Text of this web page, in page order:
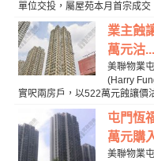
單位交投，屬屋苑本月首宗成交
業主蝕
萬元沽...
美聯物業
(Harry
實呎兩房戶，以522萬元蝕讓價
屯門恆
萬元購
美聯物業